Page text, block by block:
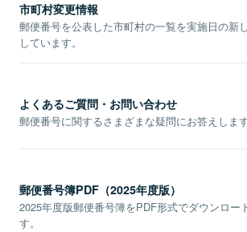
市町村変更情報
郵便番号を公表した市町村の一覧を実施日の新
しています。
よくあるご質問・お問い合わせ
郵便番号に関するさまざまな疑問にお答えします
郵便番号簿PDF（2025年度版）
2025年度版郵便番号簿をPDF形式でダウンロー
す。